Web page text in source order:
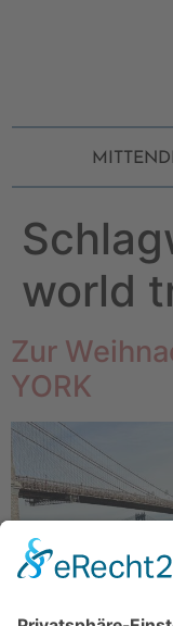
world
Zur
YORK